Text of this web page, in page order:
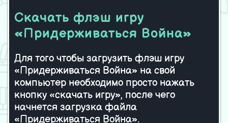
Скачать флэш игру
«Придерживаться Война»
Для того чтобы загрузить флэш игру
«Придерживаться Война» на свой
компьютер необходимо просто нажать
кнопку «скачать игру», после чего
начнется загрузка файла
«Придерживаться Война».